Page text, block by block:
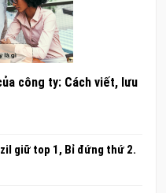
công ty: Cách viết, lưu
giữ top 1, Bỉ đứng thứ 2.